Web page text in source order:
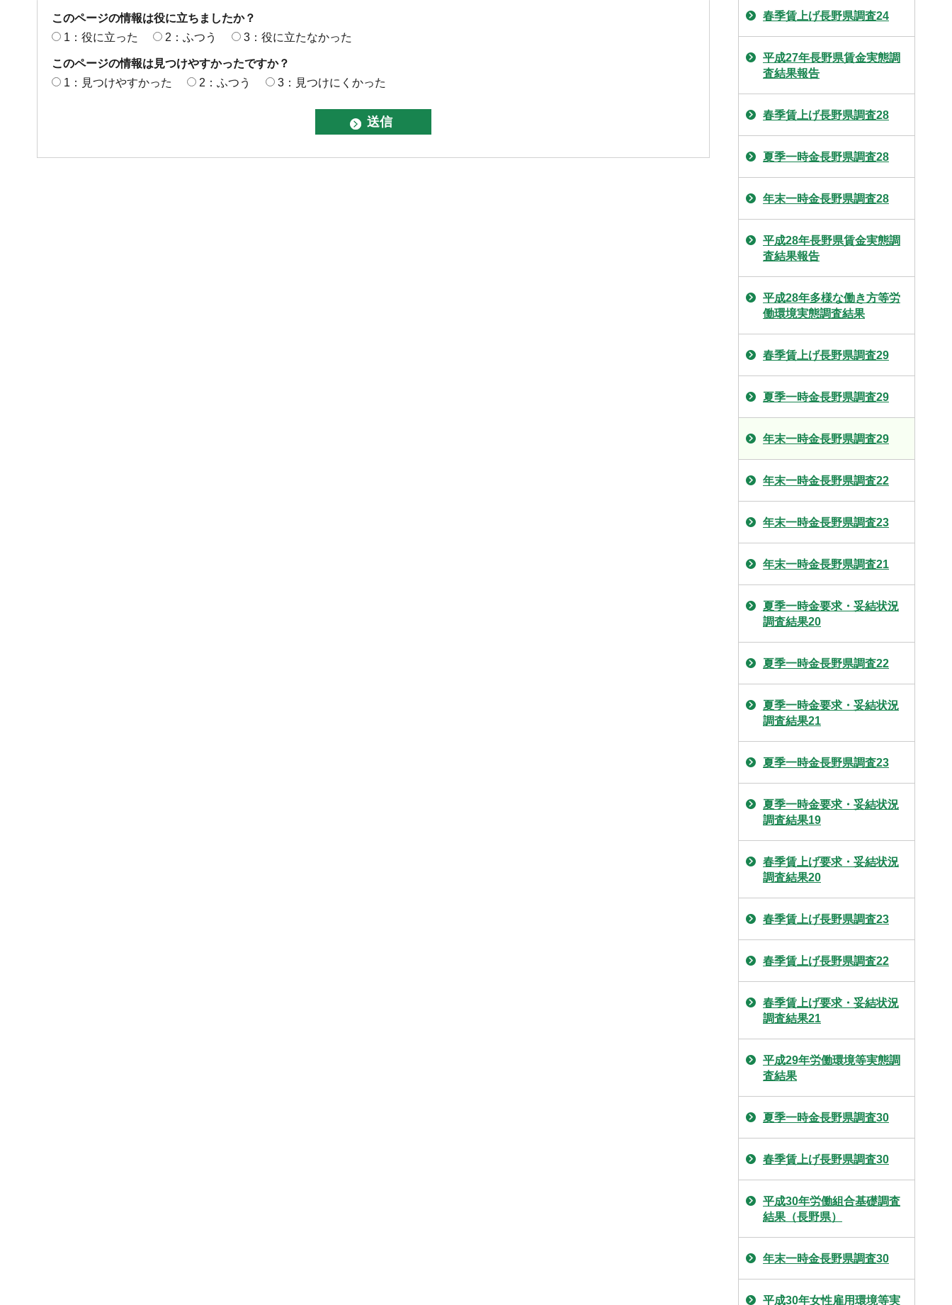
このページの情報は役に立ちましたか？
1：役に立った
2：ふつう 3：役に立たなかった
このページの情報は見つけやすかったですか？
1：見つけやすかった
2：ふつう 3：見つけにくかった
春季賃上げ長野県調査24
平成27年長野県賃金実態調
査結果報告
春季賃上げ長野県調査28
夏季一時金長野県調査28
年末一時金長野県調査28
平成28年長野県賃金実態調
査結果報告
平成28年多様な働き方等労
働環境実態調査結果
春季賃上げ長野県調査29
夏季一時金長野県調査29
年末一時金長野県調査29
年末一時金長野県調査22
年末一時金長野県調査23
年末一時金長野県調査21
夏季一時金要求・妥結状況
調査結果20
夏季一時金長野県調査22
夏季一時金要求・妥結状況
調査結果21
夏季一時金長野県調査23
夏季一時金要求・妥結状況
調査結果19
春季賃上げ要求・妥結状況
調査結果20
春季賃上げ長野県調査23
春季賃上げ長野県調査22
春季賃上げ要求・妥結状況
調査結果21
平成29年労働環境等実態調
査結果
夏季一時金長野県調査30
春季賃上げ長野県調査30
平成30年労働組合基礎調査
結果（長野県）
年末一時金長野県調査30
平成30年女性雇用環境等実